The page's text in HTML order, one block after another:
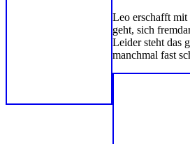
Leo erschafft mit
geht, sich
Leider steht das
manchmal fast